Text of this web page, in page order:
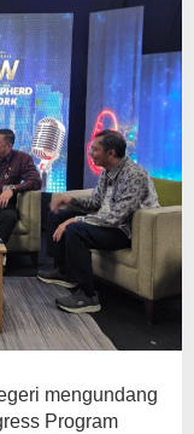
mengundang
Program